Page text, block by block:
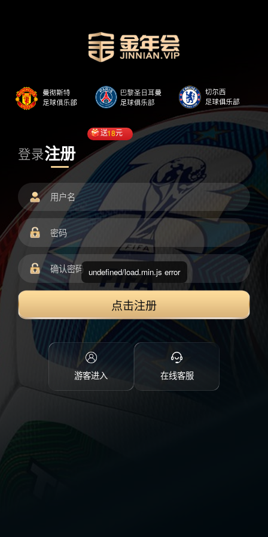
登录注册
送18元
点击注册
游客进入 在线客服
undefined/load.min.js error